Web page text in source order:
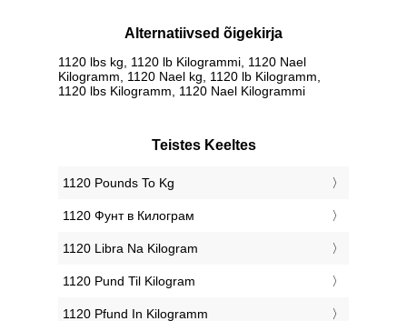
Alternatiivsed õigekirja
1120 lbs kg, 1120 lb Kilogrammi, 1120 Nael
Kilogramm, 1120 Nael kg, 1120 lb Kilogramm,
1120 lbs Kilogramm, 1120 Nael Kilogrammi
Teistes Keeltes
‎1120 Pounds To Kg
‎1120 Фунт в Килограм
‎1120 Libra Na Kilogram
‎1120 Pund Til Kilogram
‎1120 Pfund In Kilogramm